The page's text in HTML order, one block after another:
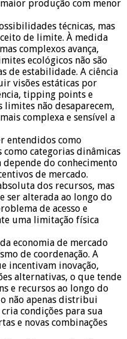
produção com menor
técnicas, mas
de limite. À medida
complexos avança,
ecológicos não são
de estabilidade. A ciência
visões estáticas por
tipping points e
limites não desaparecem,
complexa e sensível a
entendidos como
categorias dinâmicas
do conhecimento
de mercado.
dos recursos, mas
ser alterada ao longo do
de acesso e
uma limitação física
economia de mercado
de coordenação. A
incentivam inovação,
alternativas, o que tende
e recursos ao longo do
não apenas distribui
condições para sua
e novas combinações